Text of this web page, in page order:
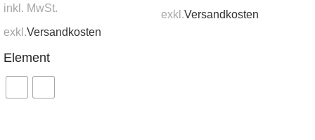
inkl. MwSt.
exkl.Versandkosten
Element
exkl.Versandkosten